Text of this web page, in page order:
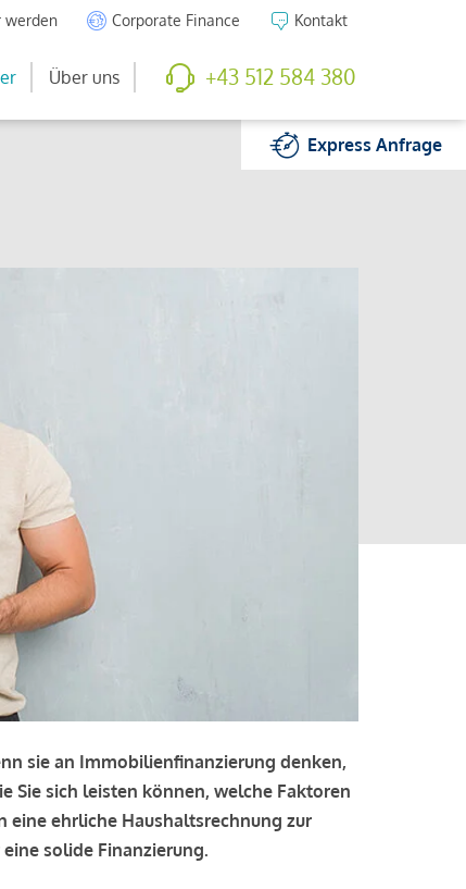
werden Corporate Finance Kontakt
Über uns +43 512 584 380
ExpressAnfrage
sie an Immobilienfinanzierung denken,
Sie sich leisten können, welche Faktoren
ehrliche Haushaltsrechnung zur
solide Finanzierung.